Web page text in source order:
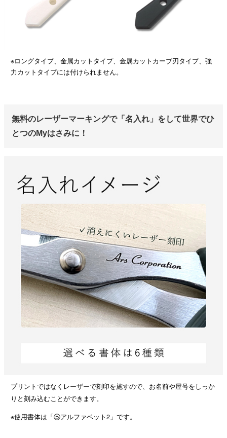
※ロングタイプ、金属カットタイプ、金属カットカーブ刃タイプ、強
力カットタイプには付けられません。
無料のレーザーマーキングで「名入れ」をして世界でひ
とつのMyはさみに！
プリントではなくレーザーで刻印を施すので、お名前や屋号をしっか
りと刻み込むことができます。
※使用書体は「⑤アルファベット2」です。